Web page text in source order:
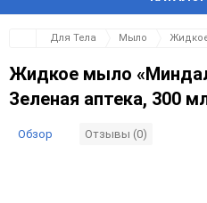
Для Тела Мыло
Жидкое мыло
Зеленая аптека, 300
Обзор Отзывы (0)